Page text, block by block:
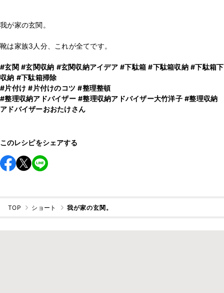
我が家の玄関。
靴は家族3人分、これが全てです。
#玄関 #玄関収納 #玄関収納アイデア #下駄箱 #下駄箱収納 #下駄箱下
収納 #下駄箱掃除
#片付け #片付けのコツ #整理整頓
#整理収納アドバイザー #整理収納アドバイザー大竹洋子 #整理収納
アドバイザーおおたけさん
このレシピをシェアする
TOP ショート 我が家の玄関。